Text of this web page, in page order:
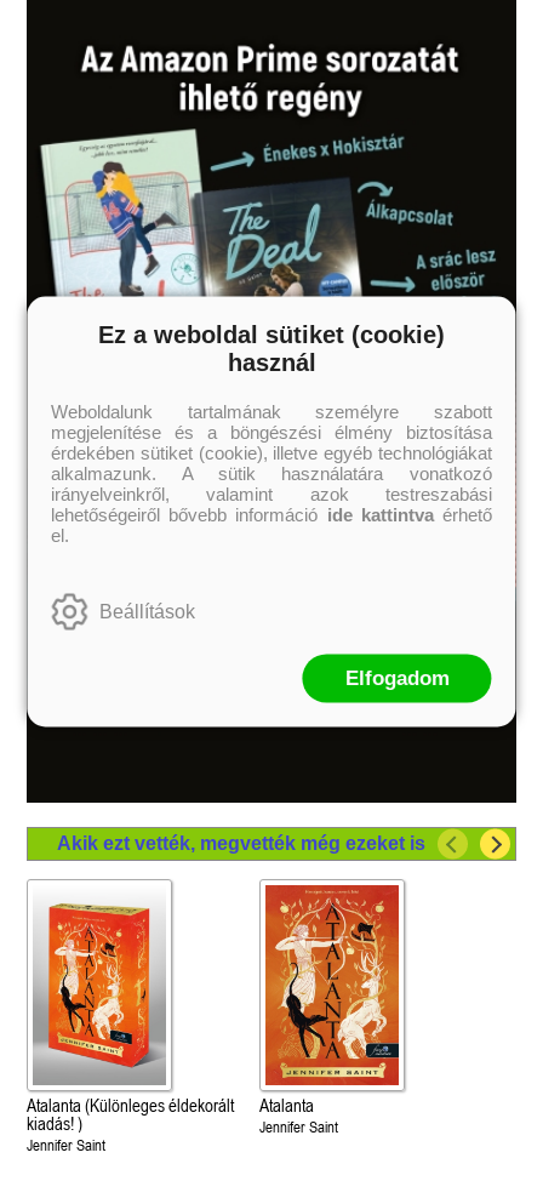
Akik ezt vették, megvették még ezeket is
Atalanta (Különleges éldekorált
kiadás! )
Jennifer Saint
Atalanta
Jennifer Saint
Ez a weboldal sütiket (cookie)
használ
Weboldalunk tartalmának személyre szabott
megjelenítése és a böngészési élmény biztosítása
érdekében sütiket (cookie), illetve egyéb technológiákat
alkalmazunk. A sütik használatára vonatkozó
irányelveinkről, valamint azok testreszabási
lehetőségeiről bővebb információ ide kattintvaérhető
el.
Beállítások
Elfogadom